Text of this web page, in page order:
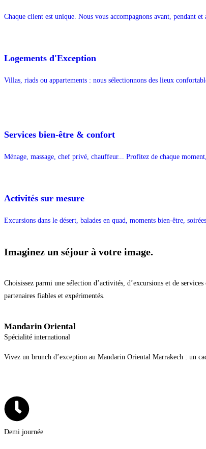
Chaque client est unique. Nous vous accompagnons avant, pendant
Logements d'Exception
Villas, riads ou appartements : nous sélectionnons des lieux
Services bien-être & confort
Ménage, massage, chef privé, chauffeur... Profitez de chaque
Activités sur mesure
Excursions dans le désert, balades en quad, moments bien-être,
Imaginez un séjour à votre image.
Choisissez parmi une sélection d’activités, d’excursions et de
partenaires fiables et expérimentés.
Mandarin Oriental
Spécialité international
Vivez un brunch d’exception au Mandarin Oriental Marrakech : un
Demi journée